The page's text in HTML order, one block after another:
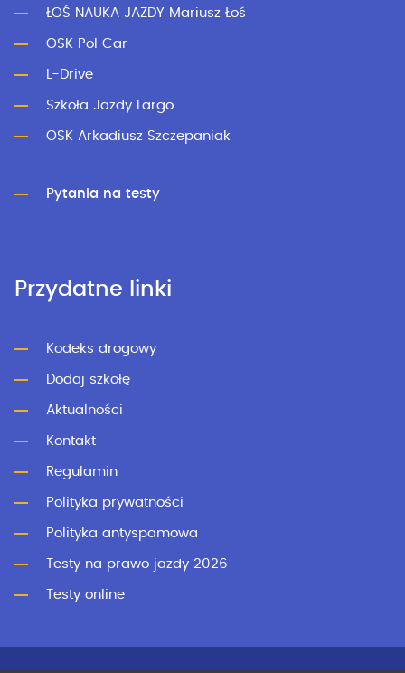
ŁOŚ NAUKA JAZDY Mariusz Łoś
OSK Pol Car
L-Drive
Szkoła Jazdy Largo
OSK Arkadiusz Szczepaniak
Pytania na testy
Przydatne linki
Kodeks drogowy
Dodaj szkołę
Aktualności
Kontakt
Regulamin
Polityka prywatności
Polityka antyspamowa
Testy na prawo jazdy 2026
Testy online